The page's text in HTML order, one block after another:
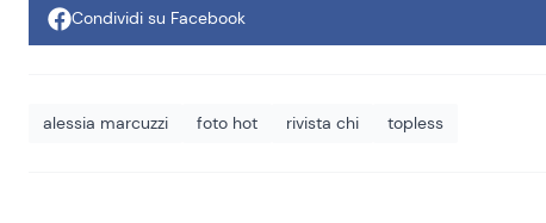
Condividi su Facebook
alessia marcuzzi foto hot rivista chi topless